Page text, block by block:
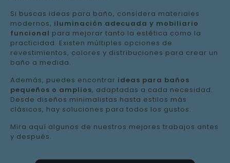
Si buscas ideas para baño, considera materiales
modernos, iluminación adecuada y mobiliario
funcional para mejorar tanto la estética como la
practicidad. Existen múltiples opciones de
revestimientos, colores y distribuciones para crear un
baño a medida.
Además, puedes encontrar ideas para baños
pequeños o amplios, adaptadas a cada necesidad.
Desde diseños minimalistas hasta estilos más
clásicos, hay soluciones para todos los gustos.
Mira aquí algunos de nuestros mejores trabajos antes
y después.